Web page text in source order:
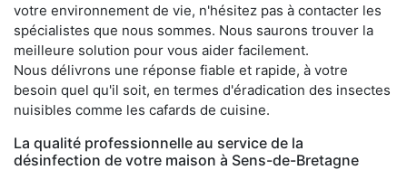
votre environnement de vie, n'hésitez pas à contacter les
spécialistes que nous sommes. Nous saurons trouver la
meilleure solution pour vous aider facilement.
Nous délivrons une réponse fiable et rapide, à votre
besoin quel qu'il soit, en termes d'éradication des insectes
nuisibles comme les cafards de cuisine.
La qualité professionnelle au service de la
désinfection de votre maison à Sens-de-Bretagne